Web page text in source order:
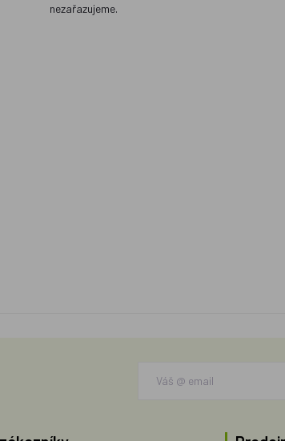
nezařazujeme.